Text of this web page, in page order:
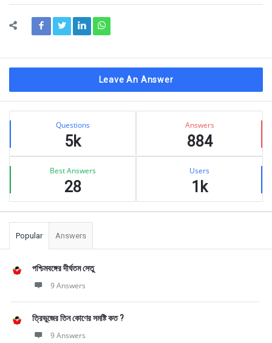
Leave An Answer
Sidebar
Stats Questions
5k
Answers
884
Best Answers
28
Users
1k
Popular Answers
পশ্চিমবঙ্গের দীর্ঘতম সেতু
9 Answers
ত্রিভুজের তিন কোণের সমষ্টি কত ?
9 Answers